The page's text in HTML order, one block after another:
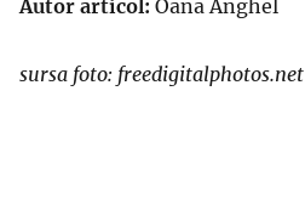
Autor articol: Oana Anghel
sursa foto: freedigitalphotos.net